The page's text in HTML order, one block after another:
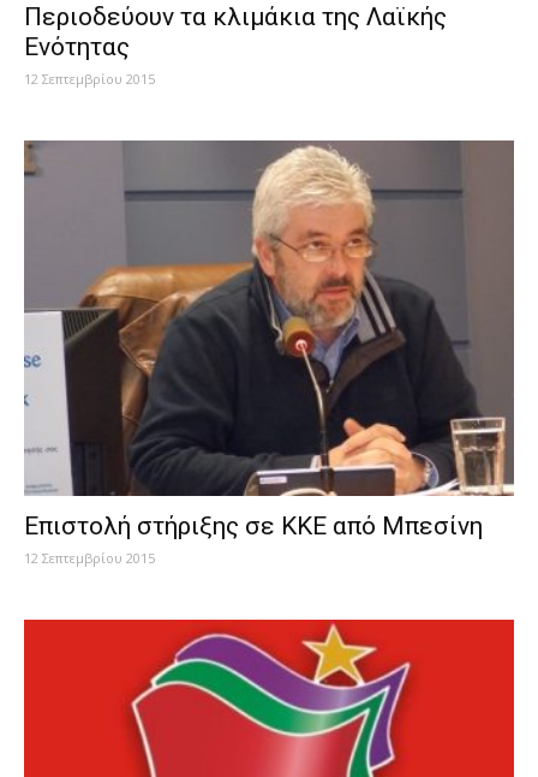
Περιοδεύουν τα κλιμάκια της Λαϊκής
Ενότητας
12 Σεπτεμβρίου 2015
Επιστολή στήριξης σε ΚΚΕ από Μπεσίνη
12 Σεπτεμβρίου 2015